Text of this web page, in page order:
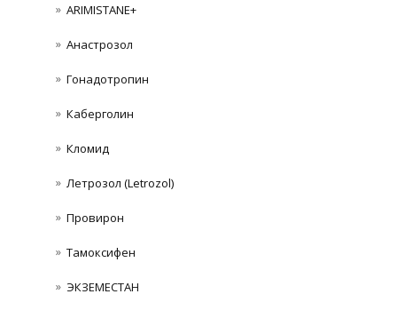
ARIMISTANE+
Анастрозол
Гонадотропин
Каберголин
Кломид
Летрозол (Letrozol)
Провирон
Тамоксифен
ЭКЗЕМЕСТАН